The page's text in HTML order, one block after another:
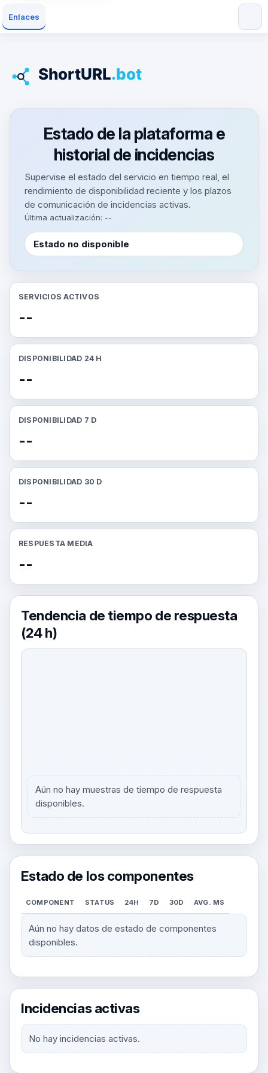
Enlaces
Estado de la plataforma e
historial de incidencias
Supervise el estado del servicio en tiempo real, el
rendimiento de disponibilidad reciente y los plazos
de comunicación de incidencias activas.
Última actualización: --
Estado no disponible
SERVICIOS ACTIVOS
--
DISPONIBILIDAD 24 H
--
DISPONIBILIDAD 7 D
--
DISPONIBILIDAD 30 D
--
RESPUESTA MEDIA
--
Tendencia de tiempo de respuesta
(24 h)
Aún no hay muestras de tiempo de respuesta
disponibles.
Estado de los componentes
COMPONENT STATUS 24H 7D 30D AVG. MS
Aún no hay datos de estado de componentes
disponibles.
Incidencias activas
No hay incidencias activas.